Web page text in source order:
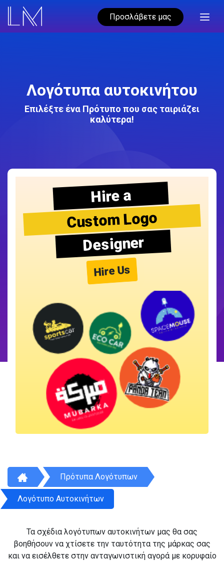
Προσλάβετε μας
Λογότυπα αυτοκινήτου
Επιλέξτε ένα Πρότυπο που σας ταιριάζει
καλύτερα!
Hire a
Custom Logo
Designer
Hire Us
Πρότυπα Λογότυπων
Λογότυπο Αυτοκινήτων
Τα σχέδια λογότυπων αυτοκινήτων μας θα σας
βοηθήσουν να χτίσετε την ταυτότητα της μάρκας σας
και να εισέλθετε στην ανταγωνιστική αγορά με κορυφαίο